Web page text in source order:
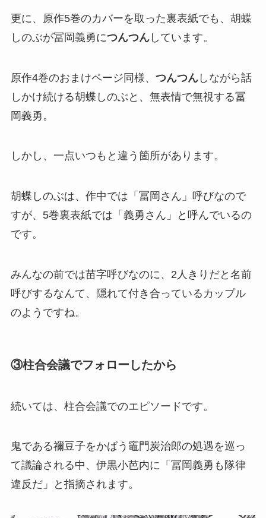
更に、原作5巻のカバーを取った裏表紙でも、胡蝶
しのぶが冨岡義勇につんつんしています。
原作4巻のおまけページ同様、 つんつんしながら話
しかけ続ける胡蝶しのぶと、無表情で無視する冨
岡義勇。
しかし、一点いつもと違う箇所があります。
胡蝶しのぶは、作中では「冨岡さん」呼びなので
すが、5巻裏表紙では「義勇さん」と呼んでいるの
です。
みんなの前では苗字呼びなのに、2人きりだと名前
呼びするなんて、隠れて付き合っているカップル
のようですね。
③柱合会議でフォローしたから
続いては、柱合会議でのエピソードです。
鬼である禰豆子をかばう竈門炭治郎の処遇を巡っ
て議論される中、伊黒小芭内に「冨岡義勇も隊律
違反だ」と指摘されます。